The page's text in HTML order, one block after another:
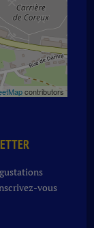
contributors
vous